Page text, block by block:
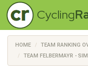
Cycling
HOME TEAM RANKING
TEAM FELBERMAYR -